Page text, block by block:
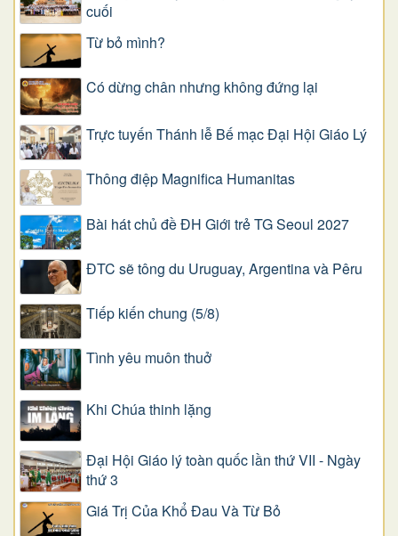
cuối
Từ bỏ mình?
Có dừng chân nhưng không đứng lại
Trực tuyến Thánh lễ Bế mạc Đại Hội Giáo Lý
Thông điệp Magnifica Humanitas
Bài hát chủ đề ĐH Giới trẻ TG Seoul 2027
ĐTC sẽ tông du Uruguay, Argentina và Pêru
Tiếp kiến chung (5/8)
Tình yêu muôn thuở
Khi Chúa thinh lặng
Đại Hội Giáo lý toàn quốc lần thứ VII - Ngày
thứ 3
Giá Trị Của Khổ Ðau Và Từ Bỏ